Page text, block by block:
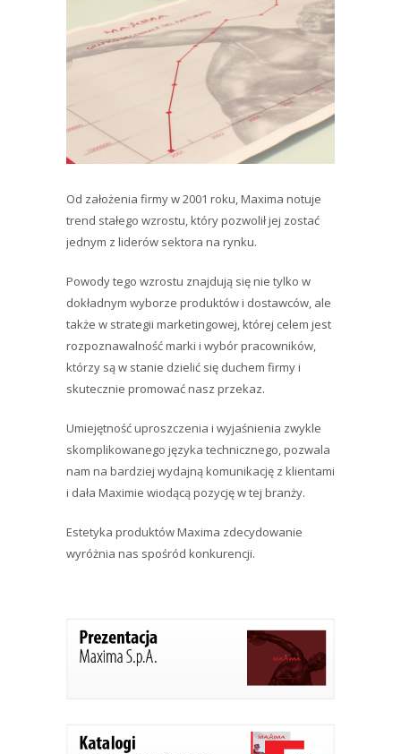
Od założenia firmy w 2001 roku, Maxima notuje
trend stałego wzrostu, który pozwolił jej zostać
jednym z liderów sektora na rynku.
Powody tego wzrostu znajdują się nie tylko w
dokładnym wyborze produktów i dostawców, ale
także w strategii marketingowej, której celem jest
rozpoznawalność marki i wybór pracowników,
którzy są w stanie dzielić się duchem firmy i
skutecznie promować nasz przekaz.
Umiejętność uproszczenia i wyjaśnienia zwykle
skomplikowanego języka technicznego, pozwala
nam na bardziej wydajną komunikację z klientami
i dała Maximie wiodącą pozycję w tej branży.
Estetyka produktów Maxima zdecydowanie
wyróżnia nas spośród konkurencji.